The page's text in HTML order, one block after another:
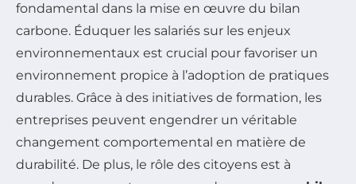
fondamental dans la mise en œuvre du bilan
carbone. Éduquer les salariés sur les enjeux
environnementaux est crucial pour favoriser un
environnement propice à l’adoption de pratiques
durables. Grâce à des initiatives de formation, les
entreprises peuvent engendrer un véritable
changement comportemental en matière de
durabilité. De plus, le rôle des citoyens est à